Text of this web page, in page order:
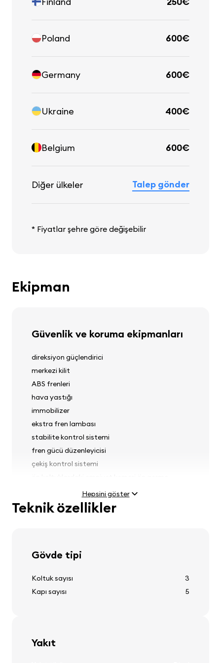
Poland 600€
Germany 600€
Ukraine 400€
Belgium 600€
Diğer ülkeler Talep gönder
* Fiyatlar şehre göre değişebilir
Ekipman
Güvenlik ve koruma ekipmanları
direksiyon güçlendirici
merkezi kilit
ABS frenleri
hava yastığı
immobilizer
ekstra fren lambası
stabilite kontrol sistemi
fren gücü düzenleyicisi
çekiş kontrol sistemi
far ayarı
Hepsini göster
Teknik özellikler
Gövde tipi
Koltuk sayısı
3
Kapı sayısı
5
Yakıt